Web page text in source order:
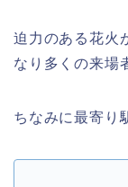
迫力のある花火
なり多くの来場
ちなみに最寄り